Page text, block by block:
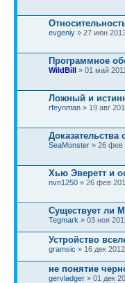
evgeniy » 27 июн
Программное
WildBill » 01 май
Ложный и
rfeynman » 19 авг
SeaMonster » 26 фев
Хью Эверетт и
nvn1250 » 26 фев
Существует ли
Tegmark » 03 ноя
Устройство
gramsic » 16 дек
не понятие
gervladger » 01 дек